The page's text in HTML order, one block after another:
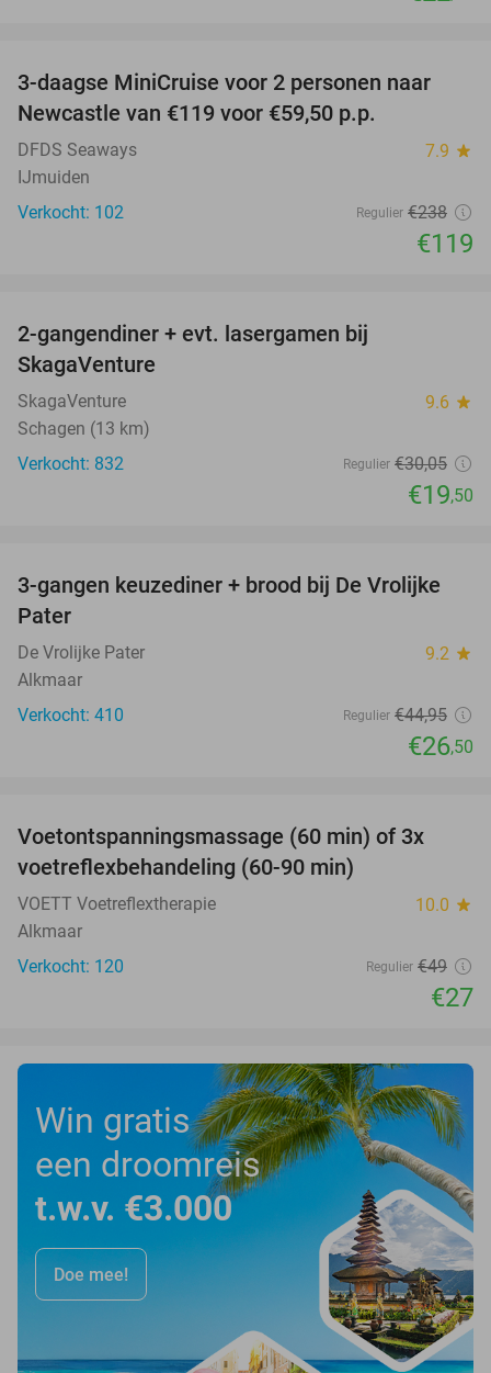
50%
3-daagse MiniCruise voor 2 personen naar
Newcastle van €119 voor €59,50 p.p.
DFDS Seaways 7.9 star
IJmuiden
Verkocht: 102
Regulier €238
€119
2-gangendiner + evt. lasergamen bij
SkagaVenture
SkagaVenture 9.6 star
Schagen (13 km)
Verkocht: 832
Regulier €30,05
€19,50
41%
3-gangen keuzediner + brood bij De Vrolijke
Pater
De Vrolijke Pater 9.2 star
Alkmaar
Verkocht: 410
Regulier €44,95
€26,50
45%
OUT
Voetontspanningsmassage (60 min) of 3x
voetreflexbehandeling (60-90 min)
VOETT Voetreflextherapie 10.0 star
Alkmaar
Verkocht: 120
Regulier €49
€27
Win gratis
een droomreis
t.w.v. €3.000
Doe mee!